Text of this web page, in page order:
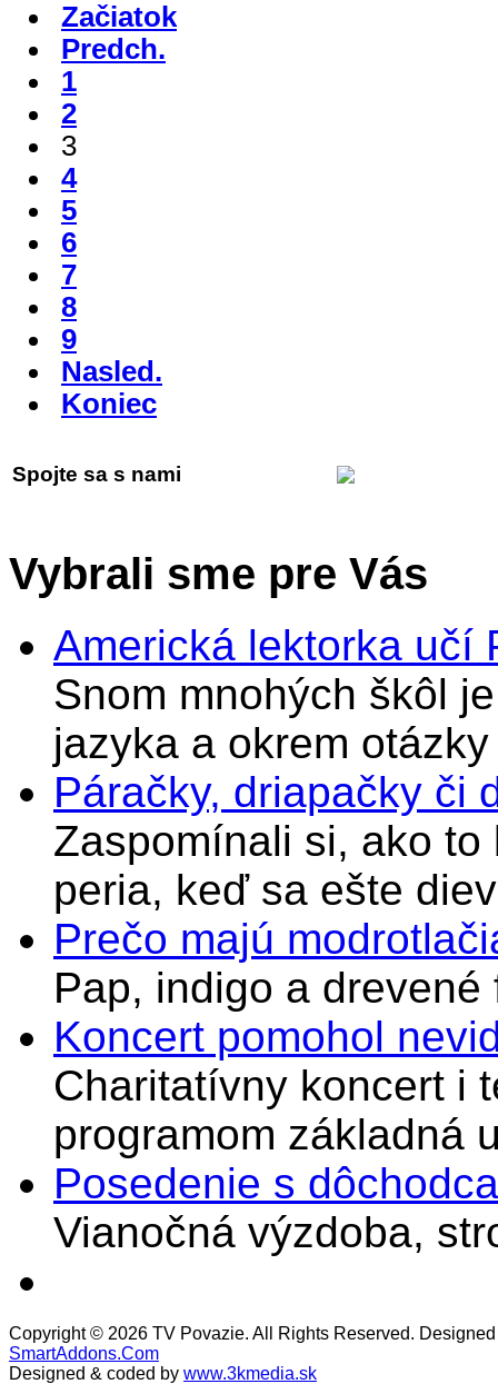
Začiatok
Predch.
1
2
3
4
5
6
7
8
9
Nasled.
Koniec
Spojte sa s nami
Vybrali sme pre Vás
Americká lektorka učí
Snom mnohých škôl
jazyka a okrem
Páračky, driapačky či
Zaspomínali si, ako
peria, keď sa ešte
Prečo majú
Pap, indigo a drevené
Koncert pomohol
Charitatívny koncert i
programom základná
Posedenie s
Vianočná výzdoba,
Copyright © 2026 TV Povazie. All Rights Reserved.
SmartAddons.Com
Designed & coded by www.3kmedia.sk